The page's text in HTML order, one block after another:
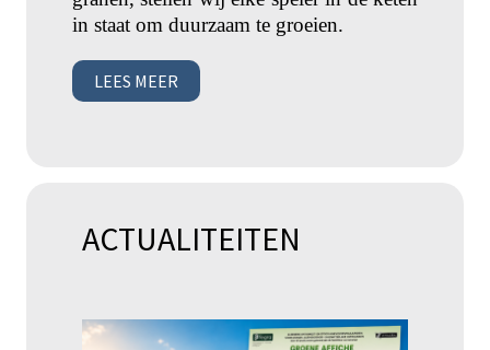
in staat om duurzaam te groeien.
LEES MEER
ACTUALITEITEN